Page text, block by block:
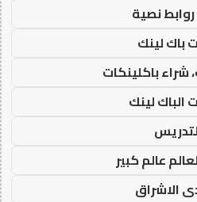
نصية
باك لينك
شراء باكلينكات
الباك لينك
عالم كبير
الاشراق